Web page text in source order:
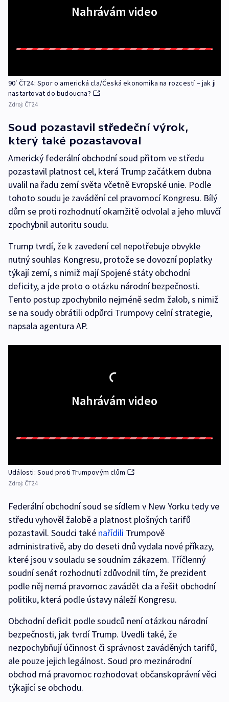
Nahrávám video
90′ ČT24: Spor o americká cla/Česká ekonomika na rozcestí – jak ji
nastartovat do budoucna?
Zdroj: ČT24
Soud pozastavil středeční výrok,
který také pozastavoval
Americký federální obchodní soud přitom ve středu
pozastavil platnost cel, která Trump začátkem dubna
uvalil na řadu zemí světa včetně Evropské unie. Podle
tohoto soudu je zavádění cel pravomocí Kongresu. Bílý
dům se proti rozhodnutí okamžitě odvolal a jeho mluvčí
zpochybnil autoritu soudu.
Trump tvrdí, že k zavedení cel nepotřebuje obvykle
nutný souhlas Kongresu, protože se dovozní poplatky
týkají zemí, s nimiž mají Spojené státy obchodní
deficity, a jde proto o otázku národní bezpečnosti.
Tento postup zpochybnilo nejméně sedm žalob, s nimiž
se na soudy obrátili odpůrci Trumpovy celní strategie,
napsala agentura AP.
Nahrávám video
Události: Soud proti Trumpovým clům
Zdroj: ČT24
Federální obchodní soud se sídlem v New Yorku tedy ve
středu vyhověl žalobě a platnost plošných tarifů
pozastavil. Soudci také nařídili Trumpově
administrativě, aby do deseti dnů vydala nové příkazy,
které jsou v souladu se soudním zákazem. Tříčlenný
soudní senát rozhodnutí zdůvodnil tím, že prezident
podle něj nemá pravomoc zavádět cla a řešit obchodní
politiku, která podle ústavy náleží Kongresu.
Obchodní deficit podle soudců není otázkou národní
bezpečnosti, jak tvrdí Trump. Uvedli také, že
nezpochybňují účinnost či správnost zaváděných tarifů,
ale pouze jejich legálnost. Soud pro mezinárodní
obchod má pravomoc rozhodovat občanskoprávní věci
týkající se obchodu.